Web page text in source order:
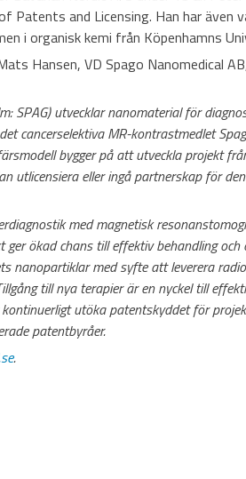
Patents and Licensing. Han har även
i organisk kemi från Köpenhamns
Hansen, VD Spago Nanomedical
SPAG) utvecklar nanomaterial för
cancerselektiva MR-kontrastmedlet
bygger på att utveckla projekt
utlicensiera eller ingå partnerskap för
med magnetisk
ökad chans till effektiv behandling
nanopartiklar med syfte att leverera
till nya terapier är en nyckel till
utöka patentskyddet för
patentbyråer.
.